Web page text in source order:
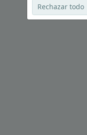
Rechazar todo